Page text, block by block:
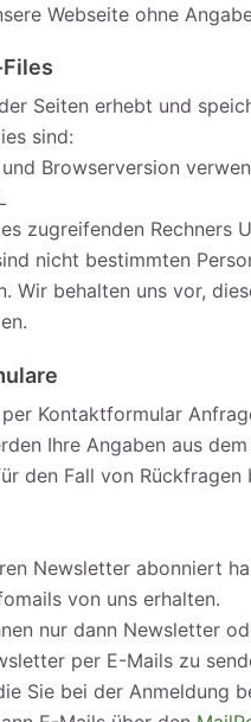
Webseite ohne
Seiten erhebt und
sind:
Browserversion
zugreifenden Rechners
nicht bestimmten
Wir behalten uns vor,
per Kontaktformular
Ihre Angaben aus
den Fall von Rückfragen
Newsletter abonniert
von uns erhalten.
nur dann Newsletter
per E-Mails zu
Sie bei der Anmeldung